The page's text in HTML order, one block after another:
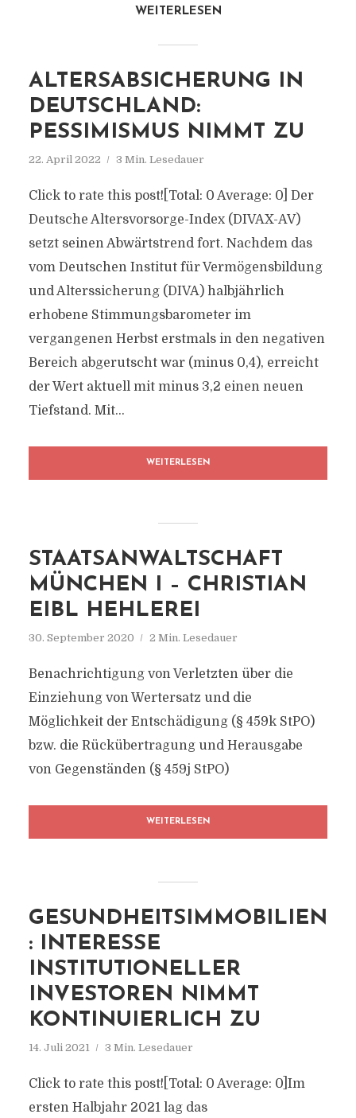
WEITERLESEN
ALTERSABSICHERUNG IN
DEUTSCHLAND:
PESSIMISMUS NIMMT ZU
22. April 2022 3 Min. Lesedauer
Click to rate this post![Total: 0 Average: 0] Der
Deutsche Altersvorsorge-Index (DIVAX-AV)
setzt seinen Abwärtstrend fort. Nachdem das
vom Deutschen Institut für Vermögensbildung
und Alterssicherung (DIVA) halbjährlich
erhobene Stimmungsbarometer im
vergangenen Herbst erstmals in den negativen
Bereich abgerutscht war (minus 0,4), erreicht
der Wert aktuell mit minus 3,2 einen neuen
Tiefstand. Mit...
WEITERLESEN
STAATSANWALTSCHAFT
MÜNCHEN I – CHRISTIAN
EIBL HEHLEREI
30. September 2020 2 Min. Lesedauer
Benachrichtigung von Verletzten über die
Einziehung von Wertersatz und die
Möglichkeit der Entschädigung (§ 459k StPO)
bzw. die Rückübertragung und Herausgabe
von Gegenständen (§ 459j StPO)
WEITERLESEN
GESUNDHEITSIMMOBILIEN
: INTERESSE
INSTITUTIONELLER
INVESTOREN NIMMT
KONTINUIERLICH ZU
14. Juli 2021 3 Min. Lesedauer
Click to rate this post![Total: 0 Average: 0]Im
ersten Halbjahr 2021 lag das